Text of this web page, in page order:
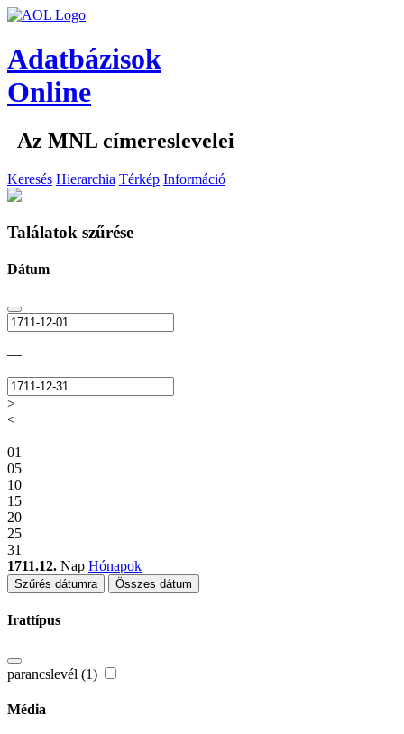
Adatbázisok
Online
Az MNL címereslevelei
Keresés Hierarchia Térkép Információ
Találatok szűrése
Dátum
—
>
<
01
05
10
15
20
25
31
1711.12. Nap Hónapok
Szűrés dátumra Összes dátum
Irattípus
parancslevél (1)
Média